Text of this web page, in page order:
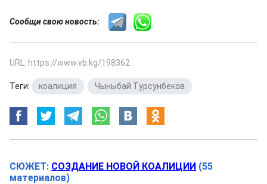
Сообщи свою новость:
URL: https://www.vb.kg/198362
Теги: коалиция Чыныбай Турсунбеков
СЮЖЕТ: СОЗДАНИЕ НОВОЙ КОАЛИЦИИ (55
материалов)